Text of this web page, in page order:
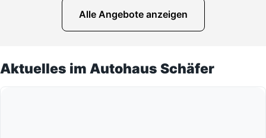
Alle Angebote anzeigen
Aktuelles im Autohaus Schäfer